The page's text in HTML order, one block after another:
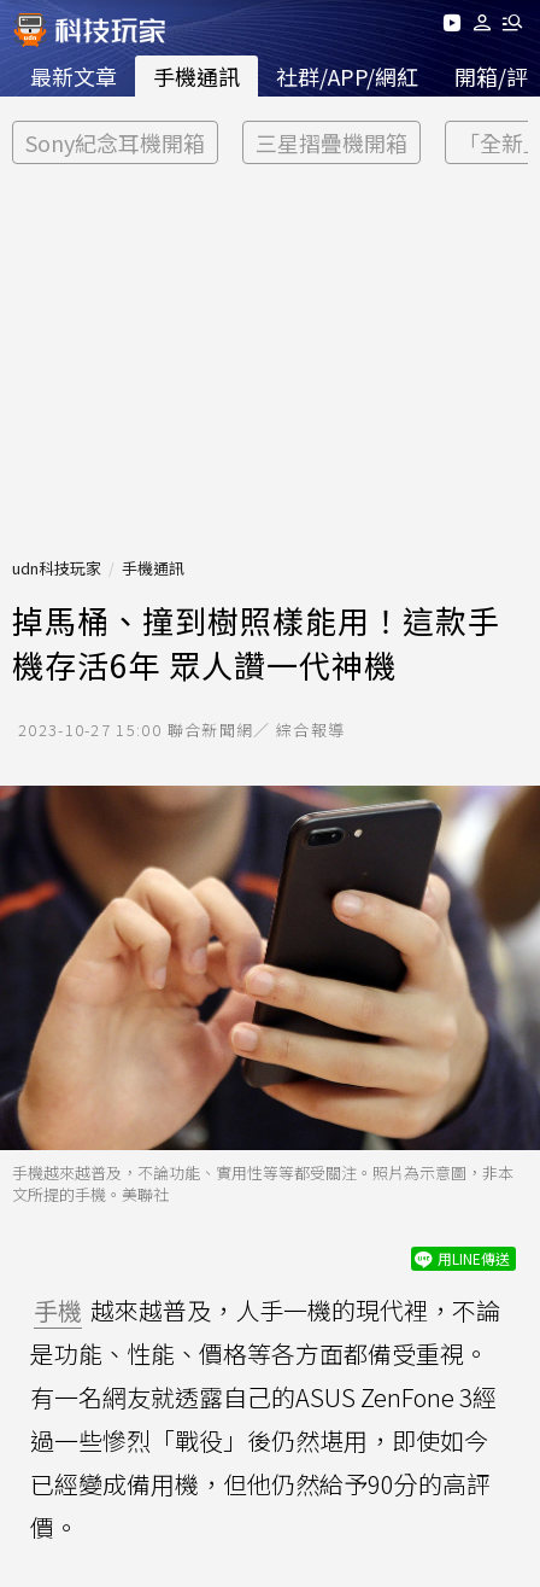
最新文章 手機通訊 社群/APP/網紅 開箱/評
Sony紀念耳機開箱 三星摺疊機開箱 「全新
udn科技玩家 手機通訊
掉馬桶、撞到樹照樣能用！這款手
機存活6年 眾人讚一代神機
2023-10-27 15:00 聯合新聞網／ 綜合報導
手機越來越普及，不論功能、實用性等等都受關注。照片為示意圖，非本
文所提的手機。美聯社
用LINE傳送
手機 越來越普及，人手一機的現代裡，不論
是功能、性能、價格等各方面都備受重視。
有一名網友就透露自己的ASUS ZenFone 3經
過一些慘烈「戰役」後仍然堪用，即使如今
已經變成備用機，但他仍然給予90分的高評
價。